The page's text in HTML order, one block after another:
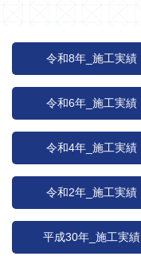
令和8年_施工実績
令和6年_施工実績
令和4年_施工実績
令和2年_施工実績
平成30年_施工実績